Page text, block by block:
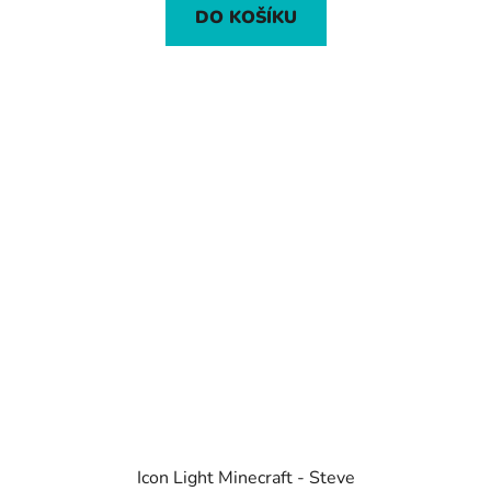
DO KOŠÍKU
Icon Light Minecraft - Steve